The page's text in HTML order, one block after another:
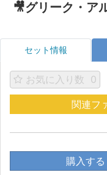
🎥グリーク・ア
セット情報
お気に入り数 0
関連フ
購入する